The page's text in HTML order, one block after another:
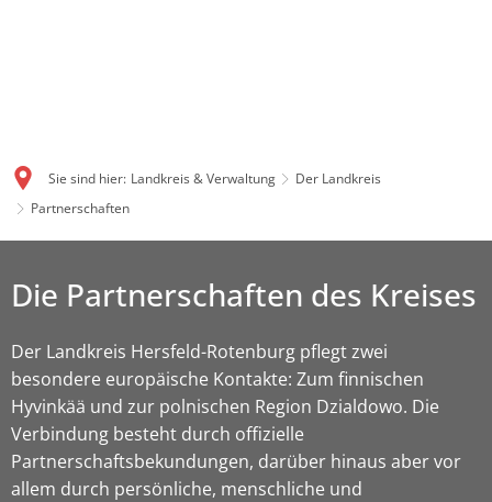
Sie sind hier: Landkreis & Verwaltung
Der Landkreis
Partnerschaften
Die Partnerschaften des Kreises
Der Landkreis Hersfeld-Rotenburg pflegt zwei
besondere europäische Kontakte: Zum finnischen
Hyvinkää und zur polnischen Region Dzialdowo. Die
Verbindung besteht durch offizielle
Partnerschaftsbekundungen, darüber hinaus aber vor
allem durch persönliche, menschliche und